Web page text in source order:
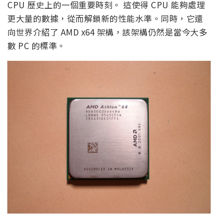
CPU 歷史上的一個重要時刻。 這使得 CPU 能夠處理
更大量的數據，從而解鎖新的性能水準。同時，它還
向世界介紹了 AMD x64 架構，該架構仍然是當今大多
數 PC 的標準。